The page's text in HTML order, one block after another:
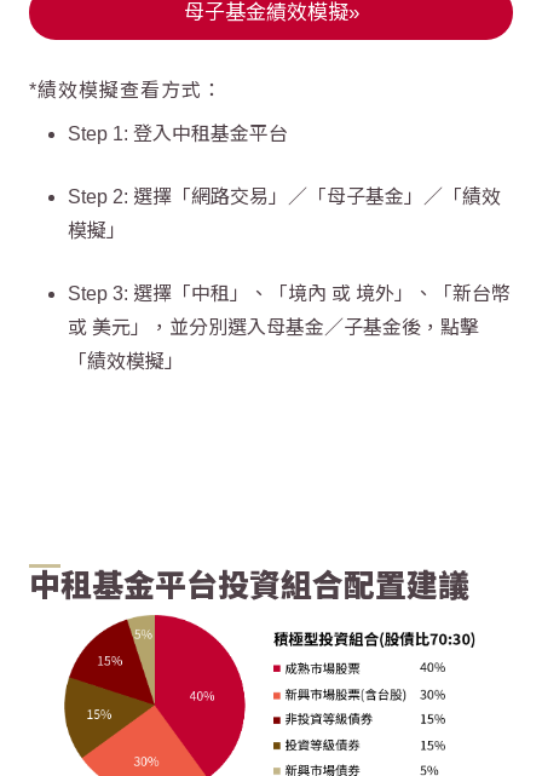
母子基金績效模擬»
*績效模擬查看方式：
Step 1: 登入中租基金平台
Step 2: 選擇「網路交易」／「母子基金」／「績效
模擬」
Step 3: 選擇「中租」、「境內 或 境外」、「新台幣
或 美元」，並分別選入母基金／子基金後，點擊
「績效模擬」
中租基金平台投資組合配置建議